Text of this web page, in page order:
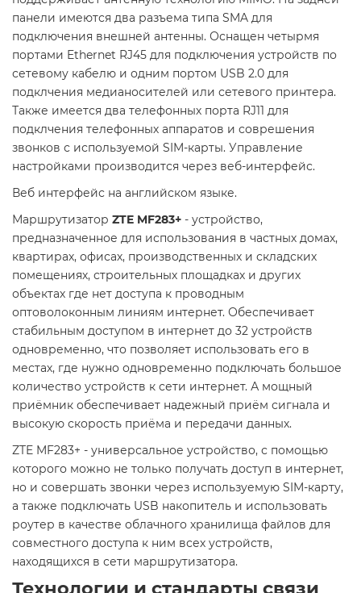
панели имеются два разъема типа SMA для
подключения внешней антенны. Оснащен четырмя
портами Ethernet RJ45 для подключения устройств по
сетевому кабелю и одним портом USB 2.0 для
подклчения медианосителей или сетевого принтера.
Также имеется два телефонных порта RJ11 для
подклчения телефонных аппаратов и соврешения
звонков с используемой SIM-карты. Управление
настройками производится через веб-интерфейс.
Веб интерфейс на английском языке.
Маршрутизатор ZTE MF283+ - устройство,
предназначенное для использования в частных домах,
квартирах, офисах, производственных и складских
помещениях, строительных площадках и других
объектах где нет доступа к проводным
оптоволоконным линиям интернет. Обеспечивает
стабильным доступом в интернет до 32 устройств
одновременно, что позволяет использовать его в
местах, где нужно одновременно подключать большое
количество устройств к сети интернет. А мощный
приёмник обеспечивает надежный приём сигнала и
высокую скорость приёма и передачи данных.
ZTE MF283+ - универсальное устройство, с помощью
которого можно не только получать доступ в интернет,
но и совершать звонки через используемую SIM-карту,
а также подключать USB накопитель и использовать
роутер в качестве облачного хранилища файлов для
совместного доступа к ним всех устройств,
находящихся в сети маршрутизатора.
Технологии и стандарты связи